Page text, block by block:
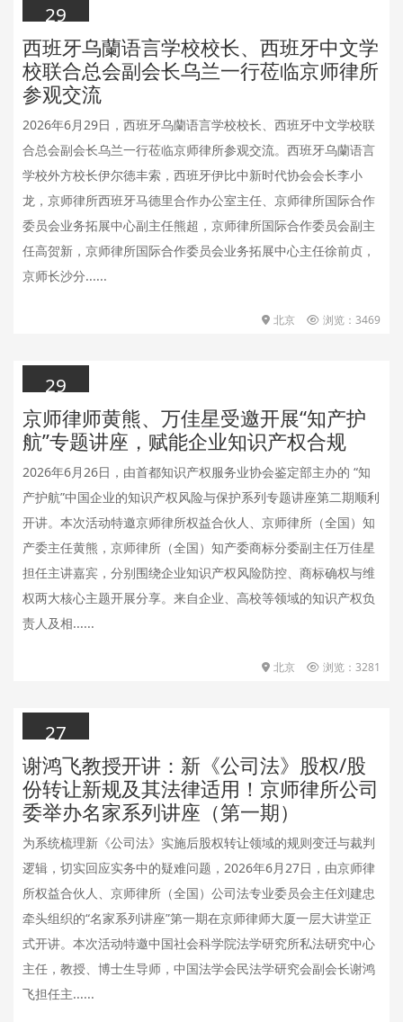
29
2026.06.29
西班牙乌蘭语言学校校长、西班牙中文学
校联合总会副会长乌兰一行莅临京师律所
参观交流
2026年6月29日，西班牙乌蘭语言学校校长、西班牙中文学校联
合总会副会长乌兰一行莅临京师律所参观交流。西班牙乌蘭语言
学校外方校长伊尔徳丰索，西班牙伊比中新时代协会会长李小
龙，京师律所西班牙马德里合作办公室主任、京师律所国际合作
委员会业务拓展中心副主任熊超，京师律所国际合作委员会副主
任高贺新，京师律所国际合作委员会业务拓展中心主任徐前贞，
京师长沙分......
北京 浏览：3469
29
2026.06.29
京师律师黄熊、万佳星受邀开展“知产护
航”专题讲座，赋能企业知识产权合规
2026年6月26日，由首都知识产权服务业协会鉴定部主办的 “知
产护航”中国企业的知识产权风险与保护系列专题讲座第二期顺利
开讲。本次活动特邀京师律所权益合伙人、京师律所（全国）知
产委主任黄熊，京师律所（全国）知产委商标分委副主任万佳星
担任主讲嘉宾，分别围绕企业知识产权风险防控、商标确权与维
权两大核心主题开展分享。来自企业、高校等领域的知识产权负
责人及相......
北京 浏览：3281
27
2026.06.27
谢鸿飞教授开讲：新《公司法》股权/股
份转让新规及其法律适用！京师律所公司
委举办名家系列讲座（第一期）
为系统梳理新《公司法》实施后股权转让领域的规则变迁与裁判
逻辑，切实回应实务中的疑难问题，2026年6月27日，由京师律
所权益合伙人、京师律所（全国）公司法专业委员会主任刘建忠
牵头组织的“名家系列讲座”第一期在京师律师大厦一层大讲堂正
式开讲。本次活动特邀中国社会科学院法学研究所私法研究中心
主任，教授、博士生导师，中国法学会民法学研究会副会长谢鸿
飞担任主......